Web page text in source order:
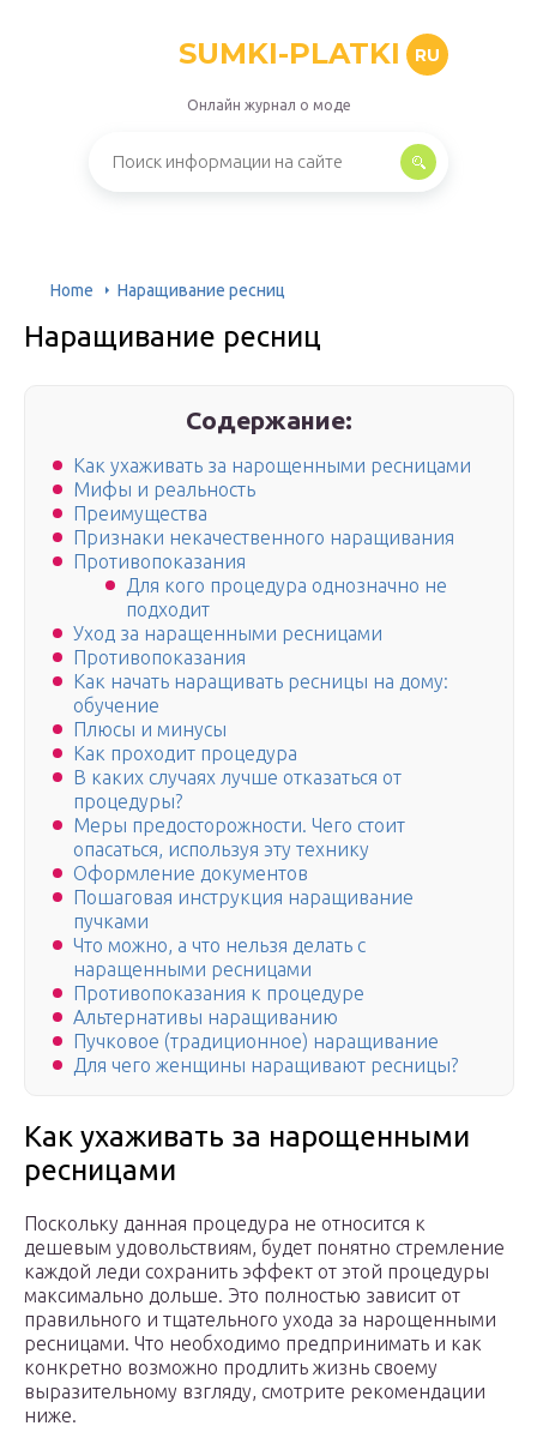
SUMKI-PLATKI RU
Онлайн журнал о моде
Home Наращивание ресниц
Наращивание ресниц
Содержание:
Как ухаживать за нарощенными ресницами
Мифы и реальность
Преимущества
Признаки некачественного наращивания
Противопоказания
Для кого процедура однозначно не
подходит
Уход за наращенными ресницами
Противопоказания
Как начать наращивать ресницы на дому:
обучение
Плюсы и минусы
Как проходит процедура
В каких случаях лучше отказаться от
процедуры?
Меры предосторожности. Чего стоит
опасаться, используя эту технику
Оформление документов
Пошаговая инструкция наращивание
пучками
Что можно, а что нельзя делать с
наращенными ресницами
Противопоказания к процедуре
Альтернативы наращиванию
Пучковое (традиционное) наращивание
Для чего женщины наращивают ресницы?
Как ухаживать за нарощенными
ресницами
Поскольку данная процедура не относится к
дешевым удовольствиям, будет понятно стремление
каждой леди сохранить эффект от этой процедуры
максимально дольше. Это полностью зависит от
правильного и тщательного ухода за нарощенными
ресницами. Что необходимо предпринимать и как
конкретно возможно продлить жизнь своему
выразительному взгляду, смотрите рекомендации
ниже.